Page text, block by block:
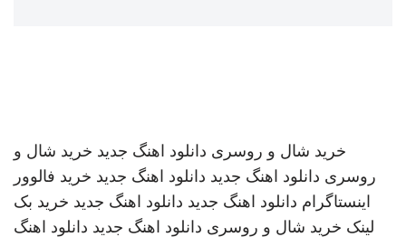
خرید شال و روسری دانلود اهنگ جدید خرید شال و
روسری دانلود اهنگ جدید دانلود اهنگ جدید خرید فالوور
اینستاگرام دانلود اهنگ جدید دانلود اهنگ جدید خرید بک
لینک خرید شال و روسری دانلود اهنگ جدید دانلود اهنگ